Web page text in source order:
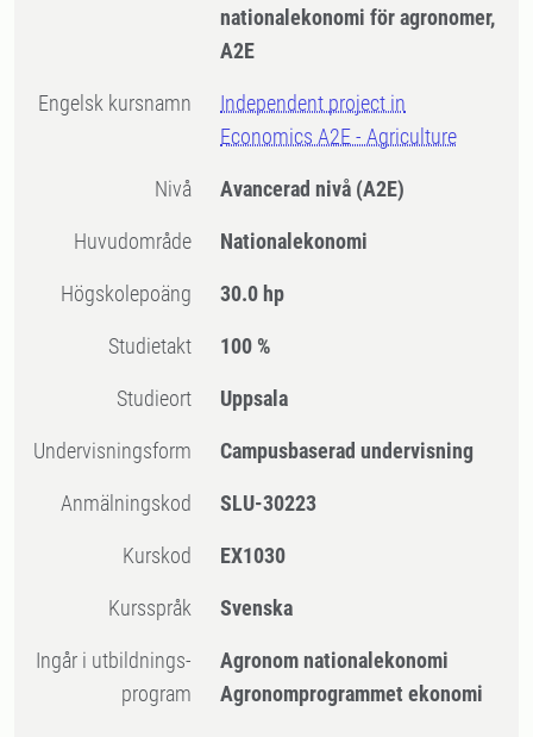
nationalekonomi för agronomer,
A2E
Engelsk kursnamn
Independent project in
Economics A2E - Agriculture
Nivå Avancerad nivå (A2E)
Huvudområde Nationalekonomi
högskolepoäng 30.0 hp
Studietakt 100 %
Studieort Uppsala
Undervisningsform Campusbaserad undervisning
Anmälningskod SLU-30223
Kurskod EX1030
Kursspråk Svenska
Ingår i utbildnings-
program
Agronom nationalekonomi
Agronomprogrammet ekonomi